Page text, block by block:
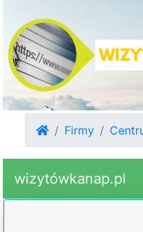
Firmy
wizytówkanap.pl